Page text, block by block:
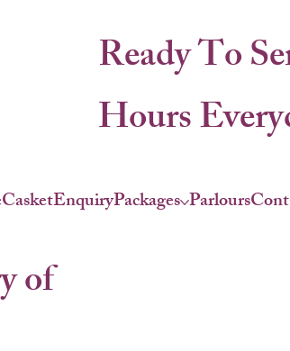
CasketEnquiryPackages Parlours
Ready To
Hours
of